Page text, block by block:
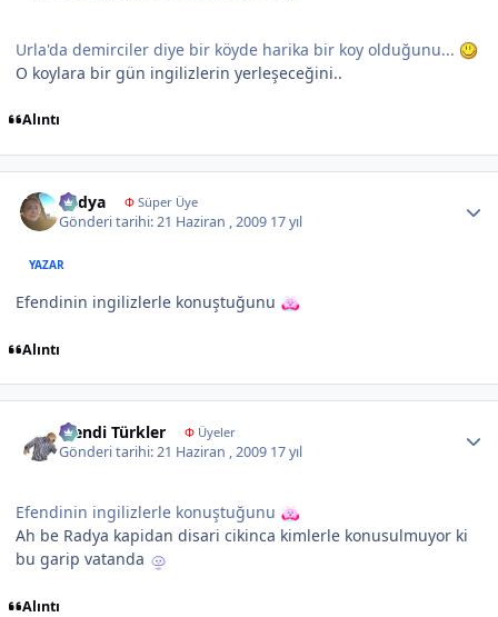
Urla'da demirciler diye bir köyde harika bir koy olduğunu...
O koylara bir gün ingilizlerin yerleşeceğini..
Alıntı
Radya ΦSüper Üye
Gönderi tarihi:21 Haziran , 2009 17 yıl
YAZAR
Efendinin ingilizlerle konuştuğunu
Alıntı
Efendi Türkler ΦÜyeler
Gönderi tarihi:21 Haziran , 2009 17 yıl
Efendinin ingilizlerle konuştuğunu
Ah be Radya kapidan disari cikinca kimlerle konusulmuyor ki
bu garip vatanda
Alıntı